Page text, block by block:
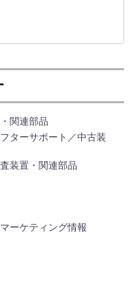
関連部品
ターサポート／中古装
装置・関連部品
ーケティング情報